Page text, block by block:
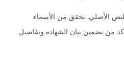
الأصلي. تحقق من الأسماء
من تضمين بيان الشهادة وتفاصيل